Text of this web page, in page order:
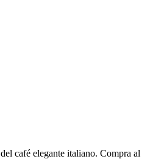
café elegante italiano. Compra al